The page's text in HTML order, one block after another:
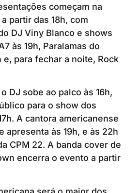
começam na
partir das 18h, com
DJ Viny Blanco e shows
às 19h, Paralamas do
e, para fechar a noite, Rock
DJ sobe ao palco às 16h,
para o show dos
A cantora americanense
apresenta às 19h, e às 22h
CPM 22. A banda cover de
encerra o evento a partir